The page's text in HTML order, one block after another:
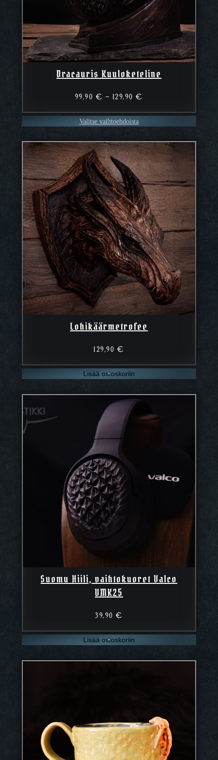
Dracauris Kuuloketeline
99,90 € – 129,90€
–
129,90 €
Valitse vaihtoehdoista
Lohikäärmetrofee
129,90 €
Lisää ostoskoriin
Suomu Hiili, vaihtokuoret Valco
VMK25
39,90€
Lisää ostoskoriin